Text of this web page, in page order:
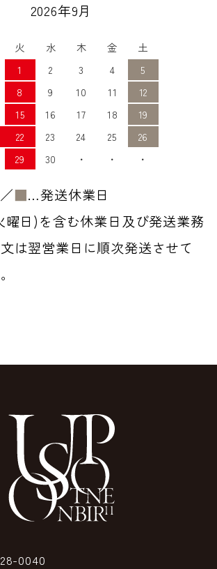
2026年9月
火 水 木 金
土
1 2 3 4
5
8 9 10 11
12
15 16 17 18
19
22 23 24 25
26
29 30 ・ ・ ・
■…発送休業日
曜日)を含む休業日及び発送業務
は翌営業日に順次発送させて
0040